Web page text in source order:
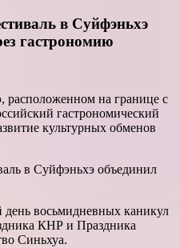
в Суйфэньхэ
гастрономию
расположенном на границе с
гастрономический
культурных обменов
восьмидневных каникул
КНР и Праздника
Синьхуа.